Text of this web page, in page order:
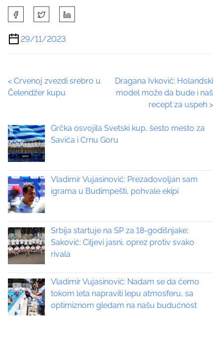
h
a
r
h
i
o
s
t
o
n
:
29/11/2023
P
s
t
s
n
a
i
g
a
t
< Crvenoj zvezdi srebro u
Čelendžer kupu
Dragana Ivković: Holandski
model može da bude i naš
recept za uspeh >
Grčka osvojila Svetski kup, šesto mesto za
Savića i Crnu Goru
Vladimir Vujasinović: Prezadovoljan sam
igrama u Budimpešti, pohvale ekipi
Srbija startuje na SP za 18-godišnjake;
Saković: Ciljevi jasni, oprez protiv svako
rivala
Vladimir Vujasinović: Nadam se da ćemo
tokom leta napraviti lepu atmosferu, sa
optimiznom gledam na našu budućnost